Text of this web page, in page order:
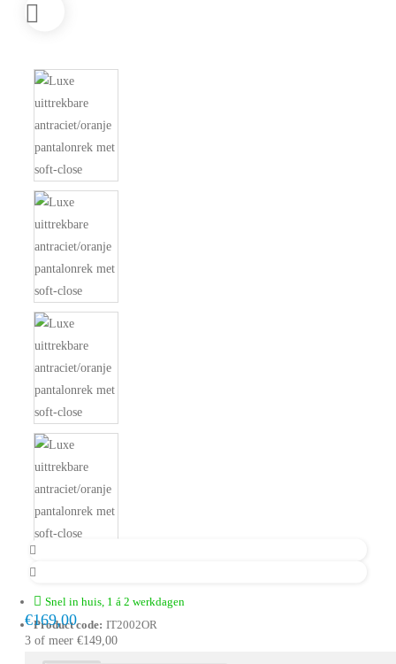
Snel in huis, 1 á 2 werkdagen
Product code: IT2002OR
€169,00
3 of meer €149,00